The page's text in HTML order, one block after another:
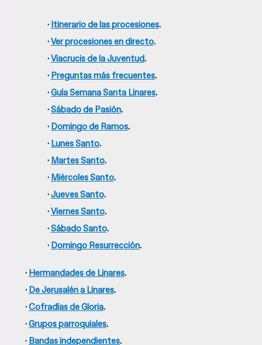
· Itinerario de las procesiones.
·Ver procesiones en directo.
·Viacrucis de la Juventud.
· Preguntas más frecuentes.
·Guía Semana Santa Linares.
·Sábado de Pasión.
· Domingo de Ramos.
· Lunes Santo.
· Martes Santo.
· Miércoles Santo.
·Jueves Santo.
·Viernes Santo.
·Sábado Santo.
· Domingo Resurrección.
· Hermandades de Linares.
· De Jerusalén a Linares.
·Cofradías de Gloria.
·Grupos parroquiales.
· Bandas independientes.